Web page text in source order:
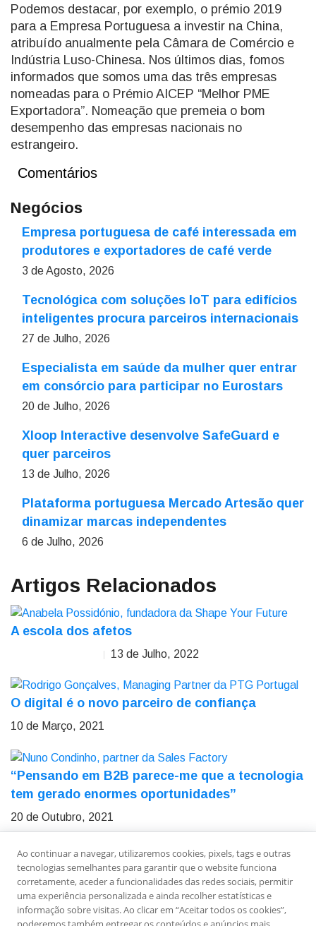
Podemos destacar, por exemplo, o prémio 2019
para a Empresa Portuguesa a investir na China,
atribuído anualmente pela Câmara de Comércio e
Indústria Luso-Chinesa. Nos últimos dias, fomos
informados que somos uma das três empresas
nomeadas para o Prémio AICEP “Melhor PME
Exportadora”. Nomeação que premeia o bom
desempenho das empresas nacionais no
estrangeiro.
Comentários
Negócios
Empresa portuguesa de café interessada em
produtores e exportadores de café verde
3 de Agosto, 2026
Tecnológica com soluções IoT para edifícios
inteligentes procura parceiros internacionais
27 de Julho, 2026
Especialista em saúde da mulher quer entrar
em consórcio para participar no Eurostars
20 de Julho, 2026
Xloop Interactive desenvolve SafeGuard e
quer parceiros
13 de Julho, 2026
Plataforma portuguesa Mercado Artesão quer
dinamizar marcas independentes
6 de Julho, 2026
Artigos Relacionados
A escola dos afetos
13 de Julho, 2022
O digital é o novo parceiro de confiança
10 de Março, 2021
“Pensando em B2B parece-me que a tecnologia
tem gerado enormes oportunidades”
20 de Outubro, 2021
Sobre Nós Ficha Técnica
Estatuto Editorial
Política de Privacidade
Contactos Newsletter
Ao continuar a navegar, utilizaremos cookies, pixels, tags e outras
tecnologias semelhantes para garantir que o website funciona
corretamente, aceder a funcionalidades das redes sociais, permitir
uma experiência personalizada e ainda recolher estatísticas e
informação sobre visitas. Ao clicar em “Aceitar todos os cookies”,